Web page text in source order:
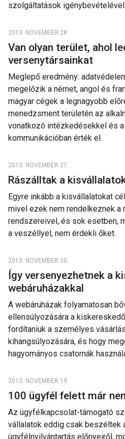
szolgáltatások igénybevételével.
2013. NOVEMBER 28.
Van olyan terület, ahol
versenytársainkat
Meglepő eredmény:
megelőzik a német, angol és
magyar cégek a legnagyobb
menedzsment területén az
vonatkozó intézkedésekkel és
kommunikációban érték el.
2013. NOVEMBER 27.
Rászálltak a
Egyre inkább a kisvállalatokat
mivel ezek nem rendelkeznek
rendszereivel, és sok esetben,
a veszéllyel, nem érdekli őket.
2013. NOVEMBER 20.
Így versenyezhetnek a
webáruházakkal
A webáruházak folyamatosan
ellensúlyozására a
fordítaniuk a személyes
kihangsúlyozására, és hogy
hagyományos csatornák
2013. NOVEMBER 19.
100 ügyfél felett már
Az ügyfélkapcsolat-támogató
vállalatok eddig csak beszéltek
ügyfélnyilvántartás előnyeiről,